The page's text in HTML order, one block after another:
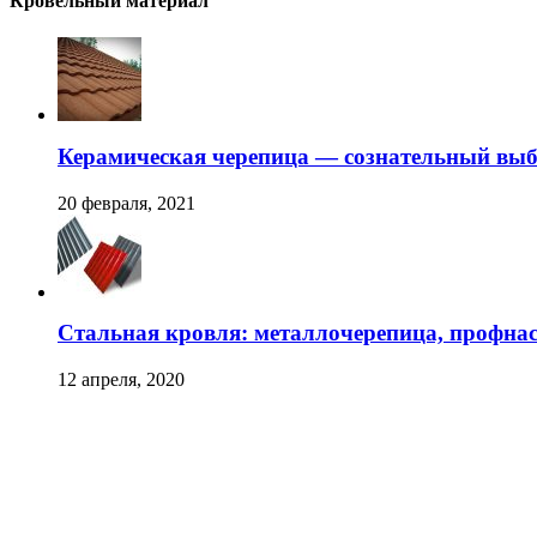
Керамическая черепица — сознательный
20 февраля, 2021
Стальная кровля: металлочерепица,
12 апреля, 2020